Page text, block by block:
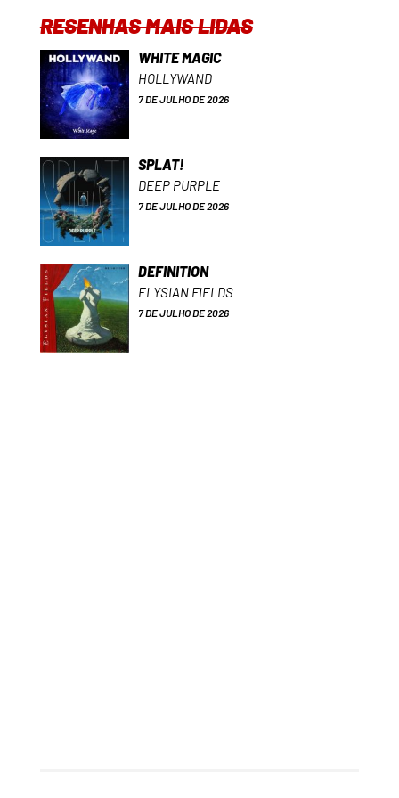
RESENHAS MAIS LIDAS
WHITE MAGIC
HOLLYWAND
7 DE JULHO DE 2026
SPLAT!
DEEP PURPLE
7 DE JULHO DE 2026
DEFINITION
ELYSIAN FIELDS
7 DE JULHO DE 2026